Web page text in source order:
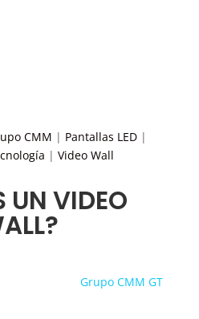
CMM | Pantallas LED|
| Video Wall
UN VIDEO
Grupo CMM GT